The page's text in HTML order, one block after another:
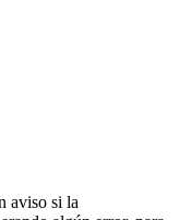
aviso si la